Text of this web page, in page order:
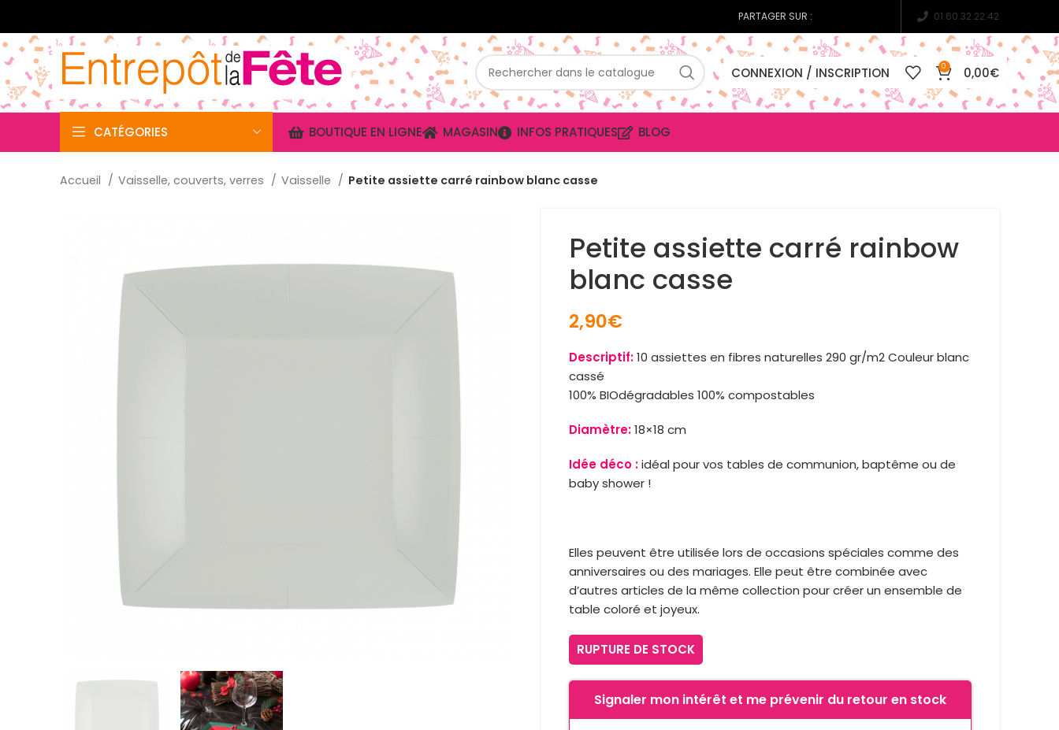
PARTAGER SUR : 01.60.32.22.42
CONNEXION / INSCRIPTION 0 0,00€
CATÉGORIES BOUTIQUE EN LIGNE MAGASIN INFOS PRATIQUES BLOG
Accueil Vaisselle, couverts, verres Vaisselle Petite assiette carré rainbow blanc casse
Petite assiette carré rainbow
blanc casse
2,90€
Descriptif:10 assiettes en fibres naturelles 290 gr/m2 Couleur blanc
cassé
100% BIOdégradables 100% compostables
Diamètre:18×18 cm
Idée déco :idéal pour vos tables de communion, baptême ou de
baby shower !
Elles peuvent être utilisée lors de occasions spéciales comme des
anniversaires ou des mariages. Elle peut être combinée avec
d’autres articles de la même collection pour créer un ensemble de
table coloré et joyeux.
RUPTURE DE STOCK
Signaler mon intérêt et me prévenir du retour en stock